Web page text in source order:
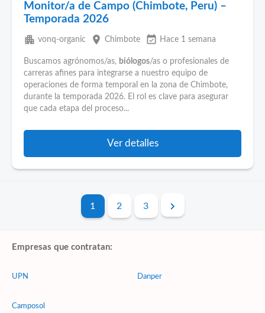
Monitor/a de Campo (Chimbote, Peru) –
Temporada 2026
apartment vonq-organic place Chimbote event_available Hace 1 semana
Buscamos agrónomos/as, biólogos/as o profesionales de
carreras afines para integrarse a nuestro equipo de
operaciones de forma temporal en la zona de Chimbote,
durante la temporada 2026. El rol es clave para asegurar
que cada etapa del proceso...
Ver detalles
1 2 3
Empresas que contratan:
UPN
Camposol
Danper